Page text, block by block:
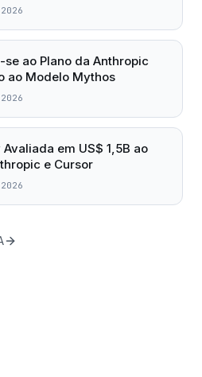
ao Plano da Anthropic
ao Modelo Mythos
em US$ 1,5B ao
e Cursor